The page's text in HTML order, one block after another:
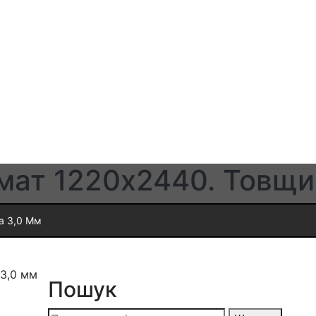
1220х2440.
3,0 Мм
мм
Пошук